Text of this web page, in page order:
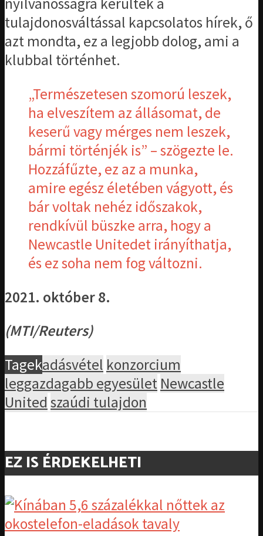
tulajdonosváltással kapcsolatos hírek, ő
azt mondta, ez a legjobb dolog, ami a
klubbal történhet.
„Természetesen szomorú leszek,
ha elveszítem az állásomat, de
keserű vagy mérges nem leszek,
bármi történjék is” – szögezte le.
Hozzáfűzte, ez az a munka,
amire egész életében vágyott, és
bár voltak nehéz időszakok,
rendkívül büszke arra, hogy a
Newcastle Unitedet irányíthatja,
és ez soha nem fog változni.
2021. október 8.
(MTI/Reuters)
Tagekadásvétel konzorcium
leggazdagabb egyesület Newcastle
United szaúdi tulajdon
EZ IS ÉRDEKELHETI